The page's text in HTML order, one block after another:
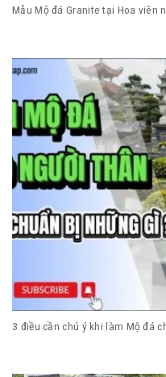
Mẫu Mộ đá Granite tại Hoa viên
3 điều cần chú ý khi làm Mộ đá